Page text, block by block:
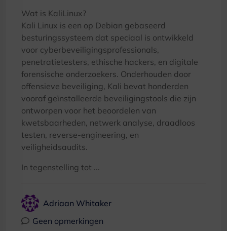
Wat is KaliLinux?
Kali Linux is een op Debian gebaseerd
besturingssysteem dat speciaal is ontwikkeld
voor cyberbeveiligingsprofessionals,
penetratietesters, ethische hackers, en digitale
forensische onderzoekers. Onderhouden door
offensieve beveiliging, Kali bevat honderden
vooraf geïnstalleerde beveiligingstools die zijn
ontworpen voor het beoordelen van
kwetsbaarheden, netwerk analyse, draadloos
testen, reverse-engineering, en
veiligheidsaudits.
In tegenstelling tot ...
Adriaan Whitaker
Geen opmerkingen